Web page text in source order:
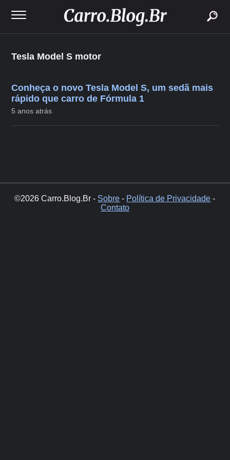
Tesla Model S motor
Conheça o novo Tesla Model S, um sedã mais
rápido que carro de Fórmula 1
5 anos atrás
©2026 Carro.Blog.Br - Sobre - Política de Privacidade -
Contato